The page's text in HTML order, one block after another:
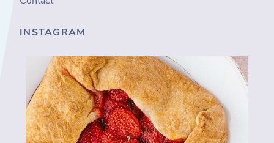
INSTAGRAM